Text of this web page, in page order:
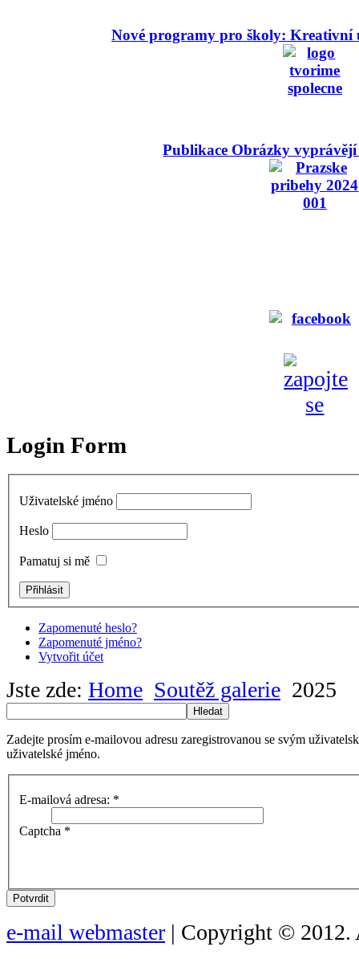
Nové programy pro školy: Kreativní
Publikace Obrázky
Login Form
Uživatelské jméno
Heslo
Pamatuj si mě
Zapomenuté heslo?
Zapomenuté jméno?
Vytvořit účet
Jste zde: Home Soutěž galerie 2025
Hledat
Zadejte prosím e-mailovou adresu zaregistrovanou se svým
uživatelské jméno.
E-mailová adresa: *
Captcha *
Potvrdit
e-mail webmaster | Copyright © 2012.